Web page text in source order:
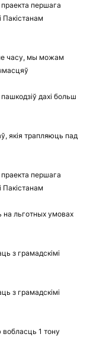
першага
часу, мы можам
дахі больш
якія трапляюць пад
першага
на льготных умовах
з грамадскімі
з грамадскімі
1 тону